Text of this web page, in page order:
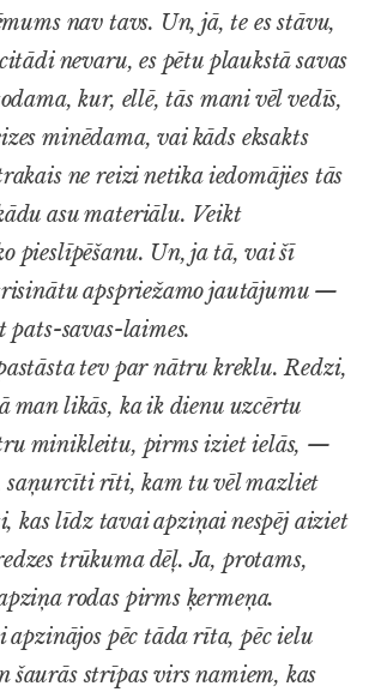
nav tavs. Un, jā, te es stāvu,
nevaru, es pētu plaukstā savas
kur, ellē, tās mani vēl vedīs,
minēdama, vai kāds eksakts
ne reizi netika iedomājies tās
asu materiālu. Veikt
pieslīpēšanu. Un, ja tā, vai šī
apspriežamo jautājumu —
savas-laimes.
tev par nātru kreklu. Redzi,
man likās, ka ik dienu uzcērtu
minikleitu, pirms iziet ielās, —
saņurcīti rīti, kam tu vēl mazliet
kas līdz tavai apziņai nespēj aiziet
trūkuma dēļ. Ja, protams,
rodas pirms ķermeņa.
apzinājos pēc tāda rīta, pēc ielu
šaurās strīpas virs namiem, kas